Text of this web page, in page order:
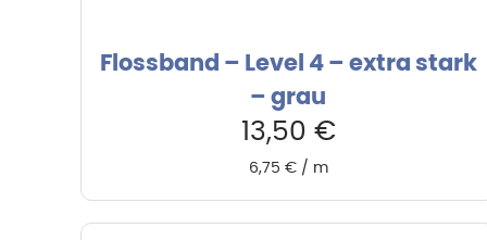
Flossband – Level 4 – extra stark
– grau
13,50 €
6,75 €/ m